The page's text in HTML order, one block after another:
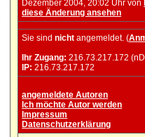
Dezember 2004, 20:02 Uhr von
diese Änderung ansehen
Sie sindnicht angemeldet. (
Ihr Zugang: 216.73.217.172
IP: 216.73.217.172
angemeldete Autoren
Ich möchte Autor werden
Impressum
Datenschutzerklärung